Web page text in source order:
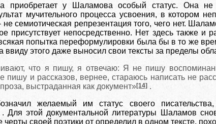
приобретает у Шаламова особый статус. Она не
мучительного процесса усвоения, в котором
семиотическая репрезентация того, чего нет.
присутствует непосредственно. Нет здесь также и
попытка переформулировки была бы в то же
ввиду этого даже выносил свои тексты за пределы
что я пишу, я отвечаю: Я не пишу
пишу и рассказов, вернее, стараюсь написать не
выстраданная как документ»[14] .
желаемый им статус своего
. Для этой документальной литературы Шаламов
своей поэтики от определил в одном тексте,